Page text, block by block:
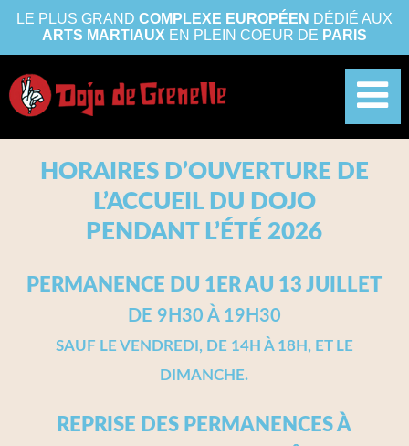
LE PLUS GRAND COMPLEXE EUROPÉEN DÉDIÉ AUX
ARTS MARTIAUX EN PLEIN COEUR DE PARIS
HORAIRES D’OUVERTURE DE
L’ACCUEIL DU DOJO
PENDANT L’ÉTÉ 2026
PERMANENCE DU 1ER AU 13 JUILLET
DE 9H30 À 19H30
SAUF LE VENDREDI, DE 14H À 18H, ET LE
DIMANCHE.
REPRISE DES PERMANENCES À